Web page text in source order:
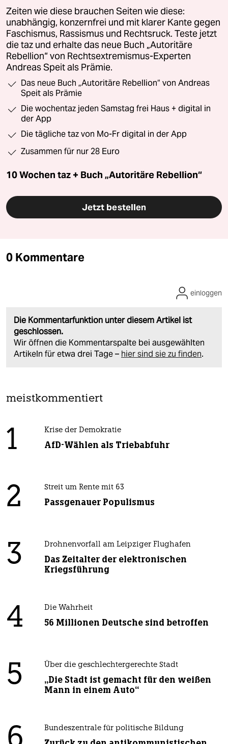
Zeiten wie diese brauchen Seiten wie diese:
unabhängig, konzernfrei und mit klarer Kante gegen
Faschismus, Rassismus und Rechtsruck. Teste jetzt
die taz und erhalte das neue Buch „Autoritäre
Rebellion“ von Rechtsextremismus-Experten
Andreas Speit als Prämie.
Das neue Buch „Autoritäre Rebellion“ von Andreas
Speit als Prämie
Die wochentaz jeden Samstag frei Haus + digital in
der App
Die tägliche taz von Mo-Fr digital in der App
Zusammen für nur 28 Euro
10 Wochen taz + Buch „Autoritäre Rebellion“
Jetzt bestellen
0 Kommentare
Die Kommentarfunktion unter diesem Artikel ist
geschlossen.
Wir öffnen die Kommentarspalte bei ausgewählten
Artikeln für etwa drei Tage – hier sind sie zu finden.
einloggen
meistkommentiert
1 Krise der Demokratie
AfD-Wählen als Triebabfuhr
2 Streit um Rente mit 63
Passgenauer Populismus
3 Drohnenvorfall am Leipziger Flughafen
Das Zeitalter der elektronischen
Kriegsführung
4 Die Wahrheit
56 Millionen Deutsche sind betroffen
5 Über die geschlechtergerechte Stadt
„Die Stadt ist gemacht für den weißen
Mann in einem Auto“
Bundeszentrale für politische Bildung